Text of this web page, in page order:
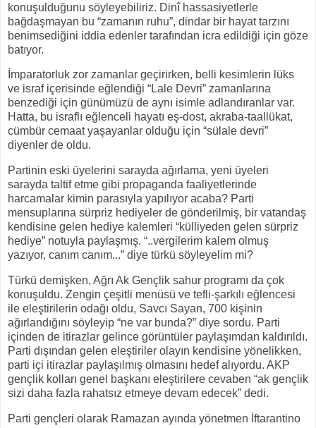
konuşulduğunu söyleyebiliriz. Dinî hassasiyetlerle
bağdaşmayan bu “zamanın ruhu”, dindar bir hayat tarzını
benimsediğini iddia edenler tarafından icra edildiği için göze
batıyor.
İmparatorluk zor zamanlar geçirirken, belli kesimlerin lüks
ve israf içerisinde eğlendiği “Lale Devri” zamanlarına
benzediği için günümüzü de aynı isimle adlandıranlar var.
Hatta, bu israflı eğlenceli hayatı eş-dost, akraba-taallükat,
cümbür cemaat yaşayanlar olduğu için “sülale devri”
diyenler de oldu.
Partinin eski üyelerini sarayda ağırlama, yeni üyeleri
sarayda taltif etme gibi propaganda faaliyetlerinde
harcamalar kimin parasıyla yapılıyor acaba? Parti
mensuplarına sürpriz hediyeler de gönderilmiş, bir vatandaş
kendisine gelen hediye kalemleri “külliyeden gelen sürpriz
hediye” notuyla paylaşmış. “..vergilerim kalem olmuş
yazıyor, canım canım...” diye türkü söyleyelim mi?
Türkü demişken, Ağrı Ak Gençlik sahur programı da çok
konuşuldu. Zengin çeşitli menüsü ve tefli-şarkılı eğlencesi
ile eleştirilerin odağı oldu, Savcı Sayan, 700 kişinin
ağırlandığını söyleyip “ne var bunda?” diye sordu. Parti
içinden de itirazlar gelince görüntüler paylaşımdan kaldırıldı.
Parti dışından gelen eleştiriler olayın kendisine yönelikken,
parti içi itirazlar paylaşılmış olmasını hedef alıyordu. AKP
gençlik kolları genel başkanı eleştirilere cevaben “ak gençlik
sizi daha fazla rahatsız etmeye devam edecek” dedi.
Parti gençleri olarak Ramazan ayında yönetmen İftarantino